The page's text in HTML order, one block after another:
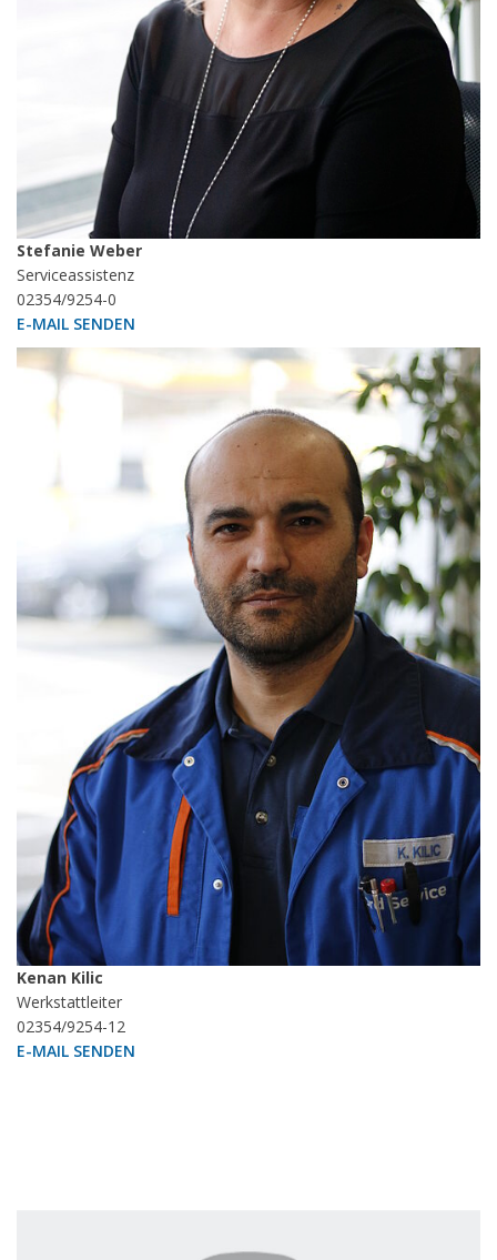
Stefanie Weber
Serviceassistenz
02354/9254-0
E-MAIL SENDEN
Kenan Kilic
Werkstattleiter
02354/9254-12
E-MAIL SENDEN